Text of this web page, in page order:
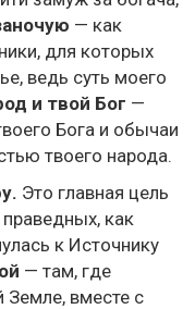
— как
для которых
ведь суть моего
и твой Бог —
Бога и обычаи
твоего народа.
Это главная цель
как
к Источнику
— там, где
Земле, вместе с